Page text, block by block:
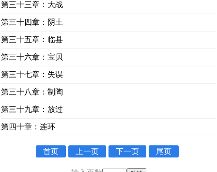
第三十三章：大战
第三十四章：阴土
第三十五章：临县
第三十六章：宝贝
第三十七章：失误
第三十八章：制陶
第三十九章：放过
第四十章：连环
首页 上一页 下一页 尾页